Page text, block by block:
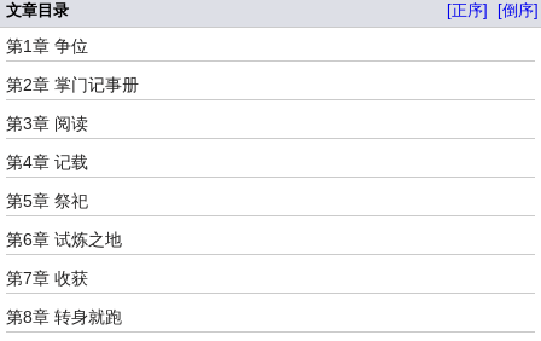
文章目录 [正序] [倒序]
第1章 争位
第2章 掌门记事册
第3章 阅读
第4章 记载
第5章 祭祀
第6章 试炼之地
第7章 收获
第8章 转身就跑